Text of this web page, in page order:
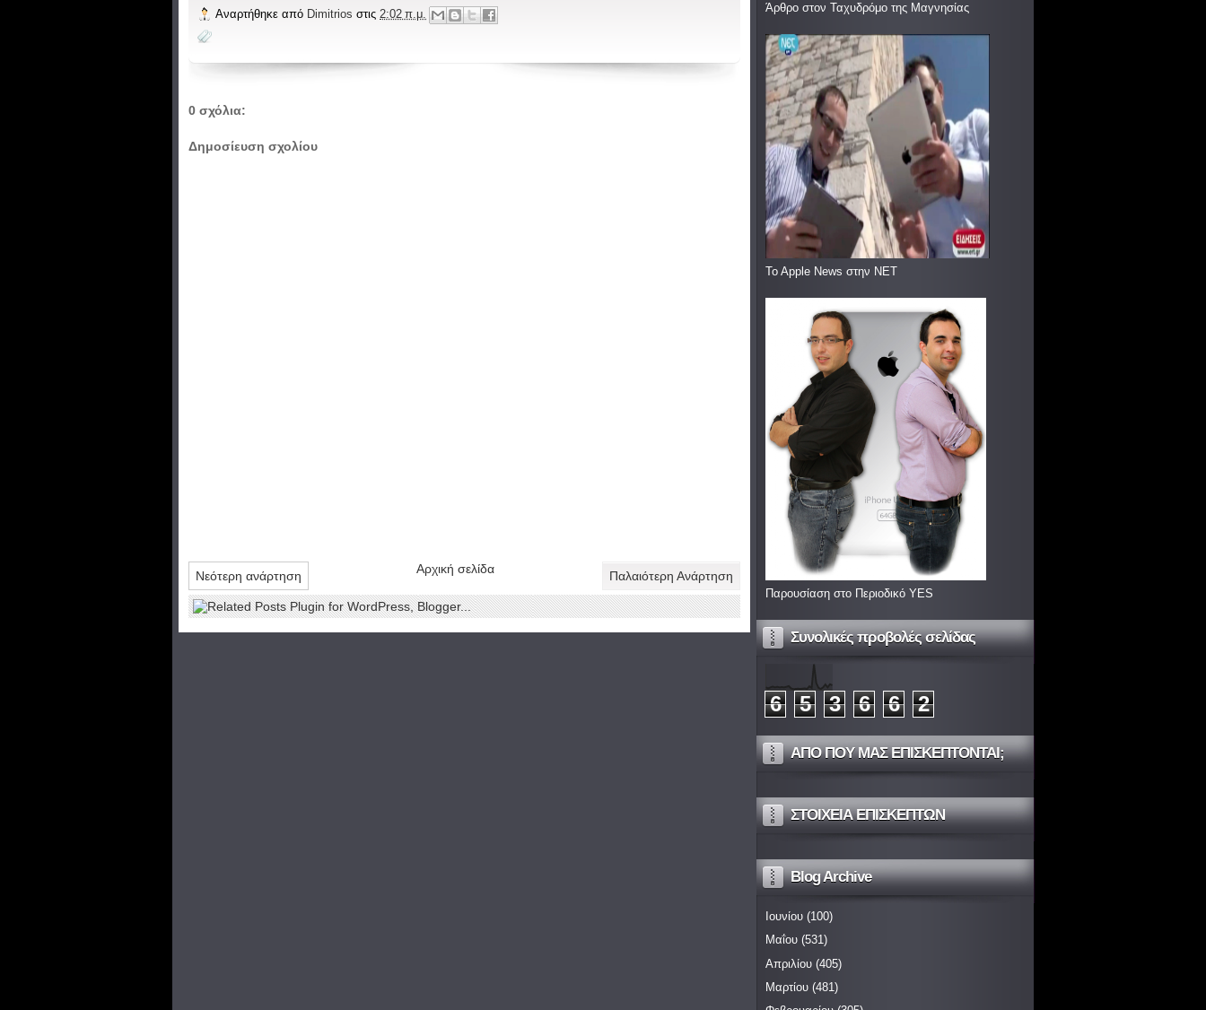
Αναρτήθηκε από Dimitrios στις 2:02 π.μ.
0 σχόλια:
Δημοσίευση σχολίου
Νεότερη ανάρτηση Παλαιότερη Ανάρτηση
Αρχική σελίδα
Άρθρο στον Ταχυδρόμο της Μαγνησίας
To Apple News στην ΝΕΤ
Παρουσίαση στο Περιοδικό YES
Συνολικές προβολές σελίδας
6 5 3 6 6 2
ΑΠΟ ΠΟΥ ΜΑΣ ΕΠΙΣΚΕΠΤΟΝΤΑΙ;
ΣΤΟΙΧΕΙΑ ΕΠΙΣΚΕΠΤΩΝ
Blog Archive
Ιουνίου (100)
Μαΐου (531)
Απριλίου (405)
Μαρτίου (481)